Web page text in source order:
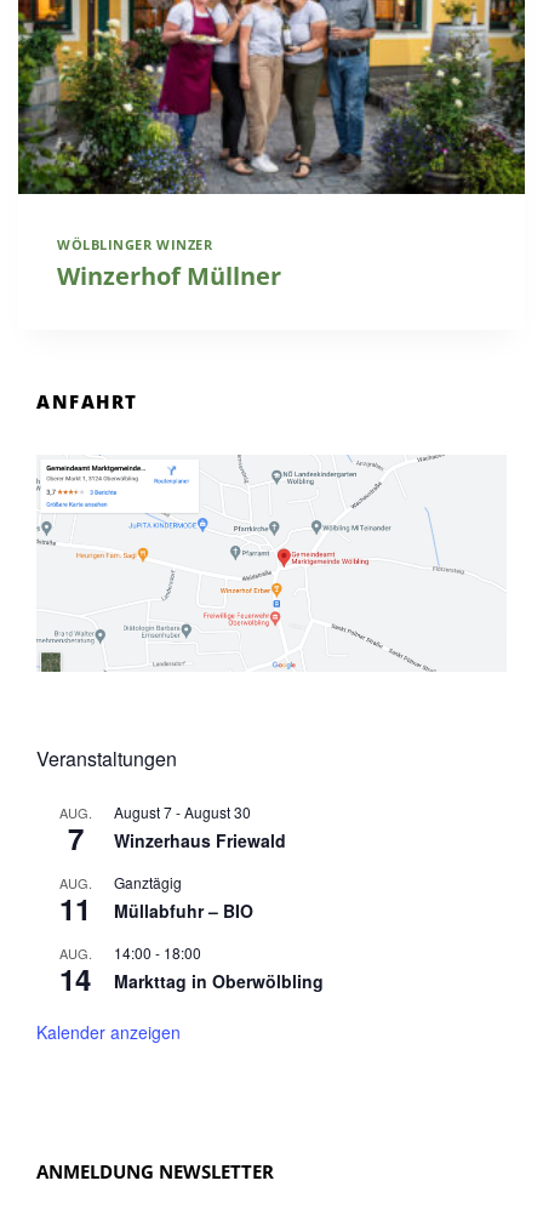
WÖLBLINGER WINZER
Winzerhof Müllner
ANFAHRT
Veranstaltungen
AUG.
7
August 7-August 30
Winzerhaus Friewald
AUG.
11
Ganztägig
Müllabfuhr – BIO
AUG.
14
14:00 - 18:00
Markttag in Oberwölbling
Kalender anzeigen
ANMELDUNG NEWSLETTER